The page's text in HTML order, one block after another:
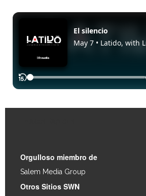
Orgulloso miembro de
Salem Media Group
Otros Sitios SWN